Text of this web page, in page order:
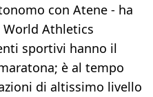
con Atene - ha
Athletics
sportivi hanno il
è al tempo
di altissimo livello